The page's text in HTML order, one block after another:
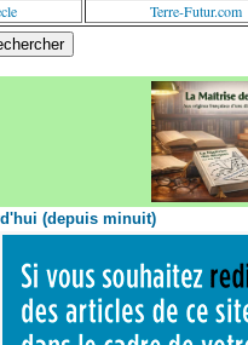
Terre-Futur.com
(depuis minuit)